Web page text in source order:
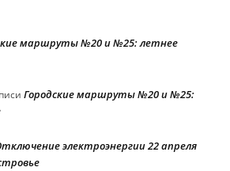
маршруты №20 и №25: летнее
Городские маршруты №20 и №25:
электроэнергии 22 апреля